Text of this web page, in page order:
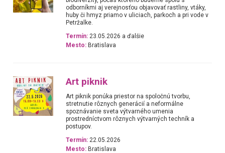
odborníkmi aj verejnosťou objavovať rastliny, vtáky,
huby či hmyz priamo v uliciach, parkoch a pri vode v
Petržalke.
Termín: 23.05.2026 a ďalšie
Mesto: Bratislava
Art piknik
Art piknik ponúka priestor na spoločnú tvorbu,
stretnutie rôznych generácií a neformálne
spoznávanie sveta výtvarného umenia
prostredníctvom rôznych výtvarných techník a
postupov.
Termín: 22.05.2026
Mesto: Bratislava